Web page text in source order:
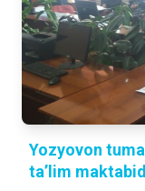
Yozyovon
ta’lim